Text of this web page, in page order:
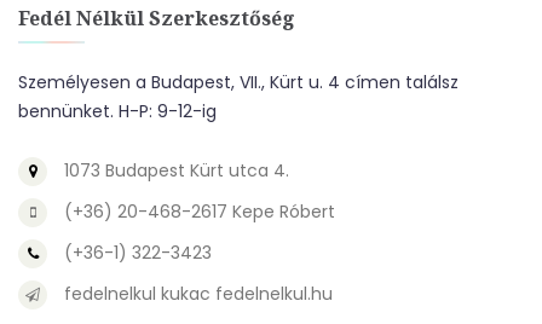
Fedél Nélkül Szerkesztőség
Személyesen a Budapest, VII., Kürt u. 4 címen találsz
bennünket. H-P: 9-12-ig
1073 Budapest Kürt utca 4.
(+36) 20-468-2617 Kepe Róbert
(+36-1) 322-3423
fedelnelkul kukac fedelnelkul.hu